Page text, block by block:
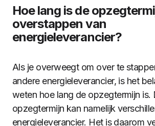
Hoe lang is de
overstappen van
energieleverancier?
Als je overweegt om over te
andere energieleverancier, is het
weten hoe lang de opzegtermijn is.
opzegtermijn kan namelijk
energieleverancier. Het is daarom